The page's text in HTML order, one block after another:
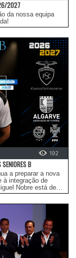
2027
da nossa equipa
192
SENIORES B
a preparar a nova
à integração de
Nobre está de
B na época